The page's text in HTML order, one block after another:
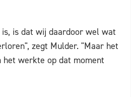
is dat wij daardoor wel wat
zegt Mulder. "Maar het
het werkte op dat moment